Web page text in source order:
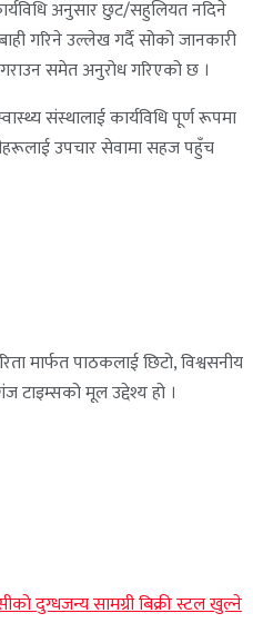
अनुसार छुट/सहुलियत नदिने
गरिने उल्लेख गर्दै सोको जानकारी
समेत अनुरोध गरिएको छ ।
संस्थालाई कार्यविधि पूर्ण रूपमा
उपचार सेवामा सहज पहुँच
मार्फत पाठकलाई छिटो, विश्वसनीय
टाइम्सको मूल उद्देश्य हो ।